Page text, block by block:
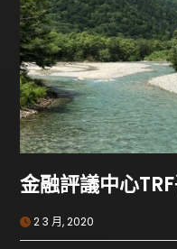
金融評議中心
2 3 月, 2020